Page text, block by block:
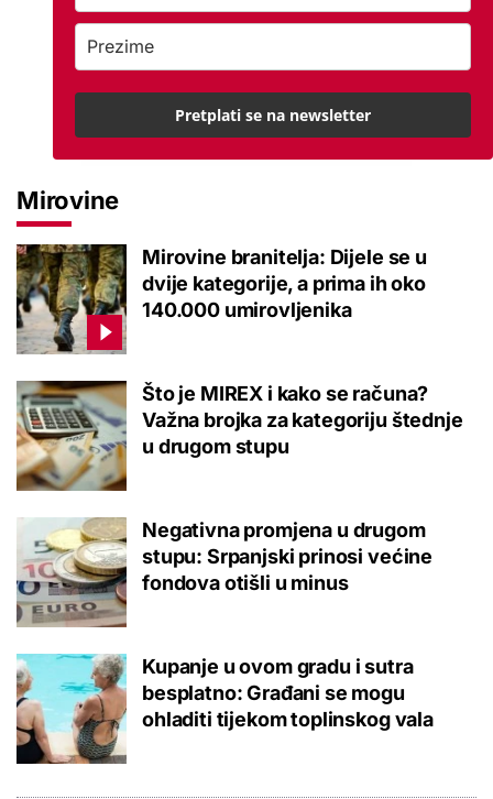
Mirovine
Mirovine branitelja: Dijele se u
dvije kategorije, a prima ih oko
140.000 umirovljenika
Što je MIREX i kako se računa?
Važna brojka za kategoriju štednje
u drugom stupu
Negativna promjena u drugom
stupu: Srpanjski prinosi većine
fondova otišli u minus
Kupanje u ovom gradu i sutra
besplatno: Građani se mogu
ohladiti tijekom toplinskog vala
Pretplati se na newsletter